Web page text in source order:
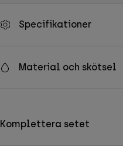
Specifikationer
Material och skötsel
Komplettera setet